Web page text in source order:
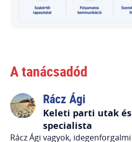
A tanácsadód
Rácz Ági
Keleti parti utak
specialista
Rácz Ági vagyok,